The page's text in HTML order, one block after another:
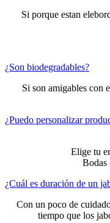
Si porque estan
¿Son biodegradables?
Si son amigables con
¿Puedo personalizar
Elige tu
Bodas
¿Cuál es duración de un
Con un poco de
tiempo que los